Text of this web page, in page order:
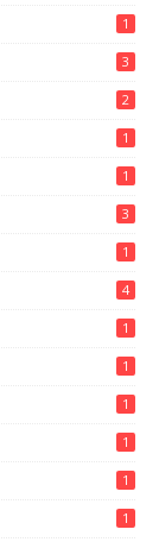
1
3
2
1
1
3
1
4
1
1
1
1
1
1